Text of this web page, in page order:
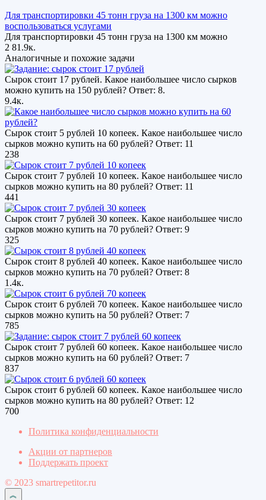
Для транспортировки 45 тонн груза на 1300 км можно
воспользоваться услугами
Для транспортировки 45 тонн груза на 1300 км можно
2 81.9к.
Аналогичные и похожие задачи
Сырок стоит 17 рублей. Какое наибольшее число сырков
можно купить на 150 рублей? Ответ: 8.
9.4к.
Сырок стоит 5 рублей 10 копеек. Какое наибольшее число
сырков можно купить на 60 рублей? Ответ: 11
238
Сырок стоит 7 рублей 10 копеек. Какое наибольшее число
сырков можно купить на 80 рублей? Ответ: 11
441
Сырок стоит 7 рублей 30 копеек. Какое наибольшее число
сырков можно купить на 70 рублей? Ответ: 9
325
Сырок стоит 8 рублей 40 копеек. Какое наибольшее число
сырков можно купить на 70 рублей? Ответ: 8
1.4к.
Сырок стоит 6 рублей 70 копеек. Какое наибольшее число
сырков можно купить на 50 рублей? Ответ: 7
785
Сырок стоит 7 рублей 60 копеек. Какое наибольшее число
сырков можно купить на 60 рублей? Ответ: 7
837
Сырок стоит 6 рублей 60 копеек. Какое наибольшее число
сырков можно купить на 80 рублей? Ответ: 12
700
Политика конфиденциальности
Акции от партнеров
Поддержать проект
© 2023 smartrepetitor.ru